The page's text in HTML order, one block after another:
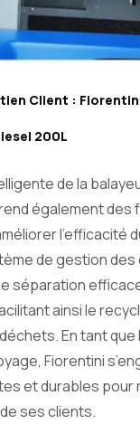
Client :
200L
de la
également des
l’efficacité
de gestion
séparation
ainsi le
En tant que
Fiorentini
et durables pour
ses clients.